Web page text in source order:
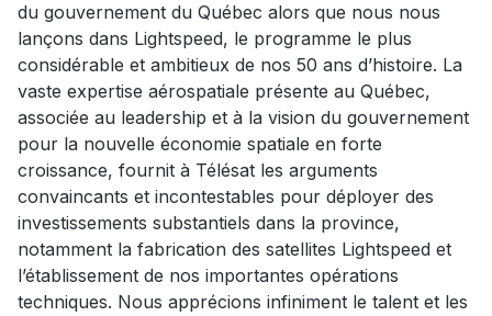
du gouvernement du Québec alors que nous nous
lançons dans Lightspeed, le programme le plus
considérable et ambitieux de nos 50 ans d’histoire. La
vaste expertise aérospatiale présente au Québec,
associée au leadership et à la vision du gouvernement
pour la nouvelle économie spatiale en forte
croissance, fournit à Télésat les arguments
convaincants et incontestables pour déployer des
investissements substantiels dans la province,
notamment la fabrication des satellites Lightspeed et
l’établissement de nos importantes opérations
techniques. Nous apprécions infiniment le talent et les